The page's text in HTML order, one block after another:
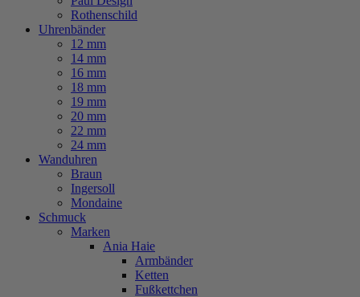
Rothenschild
Uhrenbänder
12 mm
14 mm
16 mm
18 mm
19 mm
20 mm
22 mm
24 mm
Wanduhren
Braun
Ingersoll
Mondaine
Schmuck
Marken
Ania Haie
Armbänder
Ketten
Fußkettchen